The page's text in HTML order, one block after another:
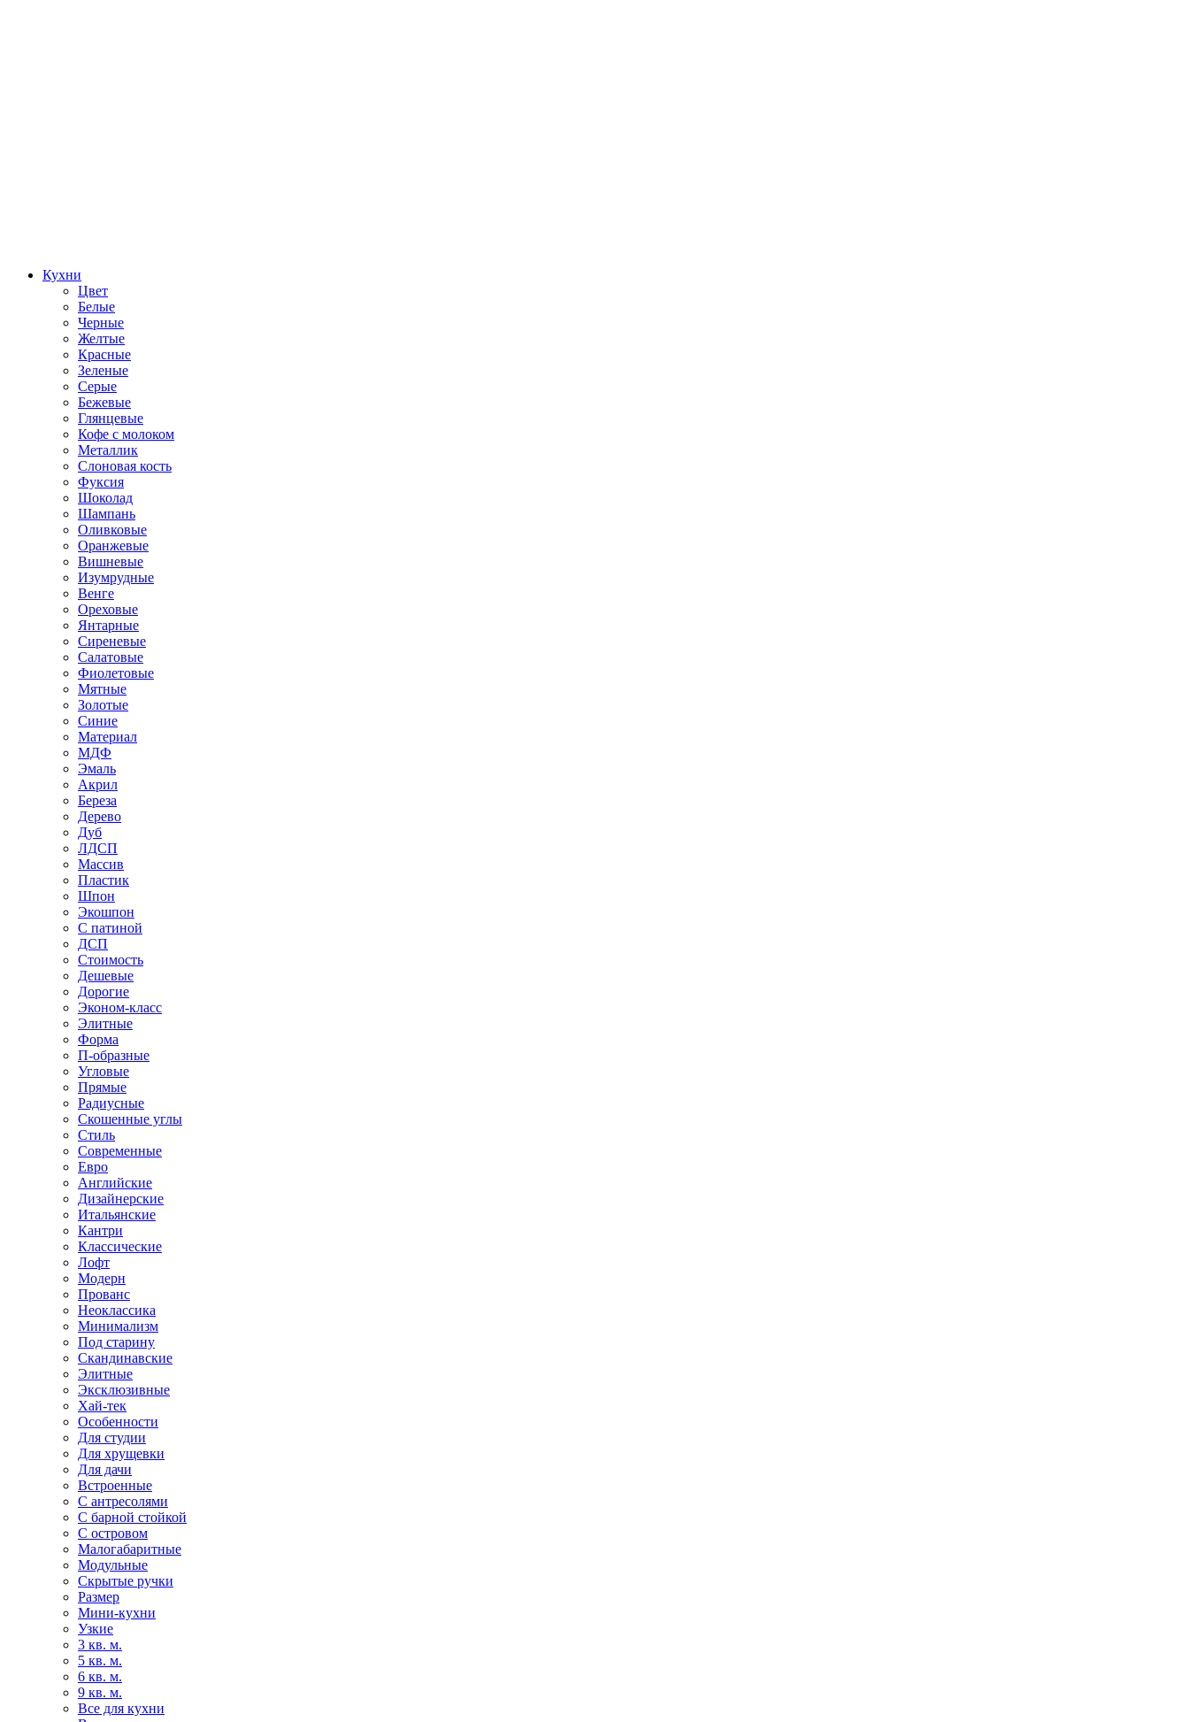
Кухни
Цвет
Белые
Черные
Желтые
Красные
Зеленые
Серые
Бежевые
Глянцевые
Кофе с молоком
Металлик
Слоновая кость
Фуксия
Шоколад
Шампань
Оливковые
Оранжевые
Вишневые
Изумрудные
Венге
Ореховые
Янтарные
Сиреневые
Салатовые
Фиолетовые
Мятные
Золотые
Синие
Материал
МДФ
Эмаль
Акрил
Береза
Дерево
Дуб
ЛДСП
Массив
Пластик
Шпон
Экошпон
С патиной
ДСП
Стоимость
Дешевые
Дорогие
Эконом-класс
Элитные
Форма
П-образные
Угловые
Прямые
Радиусные
Скошенные углы
Стиль
Современные
Евро
Английские
Дизайнерские
Итальянские
Кантри
Классические
Лофт
Модерн
Прованс
Неоклассика
Минимализм
Под старину
Скандинавские
Элитные
Эксклюзивные
Хай-тек
Особенности
Для студии
Для хрущевки
Для дачи
Встроенные
С антресолями
С барной стойкой
С островом
Малогабаритные
Модульные
Скрытые ручки
Размер
Мини-кухни
Узкие
3 кв. м.
5 кв. м.
6 кв. м.
9 кв. м.
Все для кухни